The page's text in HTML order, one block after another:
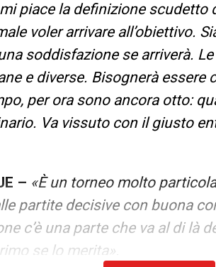
piace la definizione scudetto
voler arrivare all’obiettivo.
soddisfazione se arriverà.
e diverse. Bisognerà essere
per ora sono ancora otto:
Va vissuto con il giusto
– «È un torneo molto
partite decisive con buona
c’è una parte che va al di là
se lo merita».